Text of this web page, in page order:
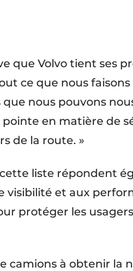
que Volvo tient ses
ce que nous faisons
que nous pouvons
en matière de
de la route. »
liste répondent
visibilité et aux
protéger les
camions à obtenir la